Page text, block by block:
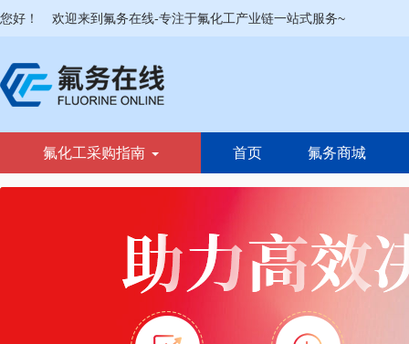
您好！ 欢迎来到氟务在线-专注于氟化工产业链一站式服务~
氟化工采购指南 首页 氟务商城